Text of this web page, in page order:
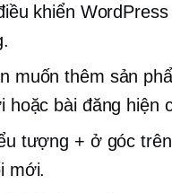
khiển WordPress
muốn thêm sản
hoặc bài đăng hiện
tượng + ở góc
mới.